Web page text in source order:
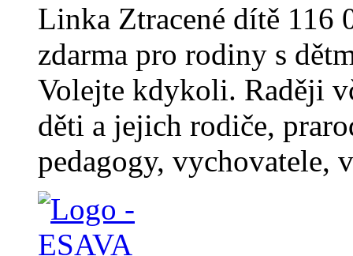
Linka Ztracené dítě 116
zdarma pro rodiny s
Volejte kdykoli. Raději
děti a jejich rodiče,
pedagogy, vychovatele,